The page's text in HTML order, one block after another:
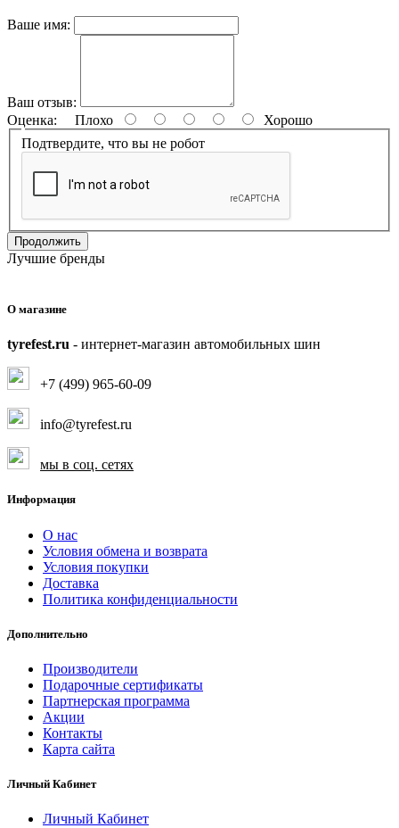
Ваше имя:
Ваш отзыв:
Оценка: Плохо
Хорошо
Подтвердите, что вы не робот
Продолжить
Лучшие бренды
О магазине
tyrefest.ru - интернет-магазин автомобильных шин
+7 (499) 965-60-09
info@tyrefest.ru
мы в соц. сетях
Информация
О нас
Условия обмена и возврата
Условия покупки
Доставка
Политика конфиденциальности
Дополнительно
Производители
Подарочные сертификаты
Партнерская программа
Акции
Контакты
Карта сайта
Личный Кабинет
Личный Кабинет